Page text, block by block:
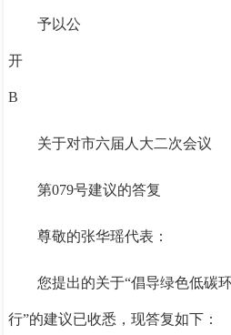
予以公
开
B
关于对市六届人大二次会议
第079号建议的答复
尊敬的张华瑶代表 ：
您提出的关于“倡导绿色低碳
行”的建议已收悉，现答复如下：